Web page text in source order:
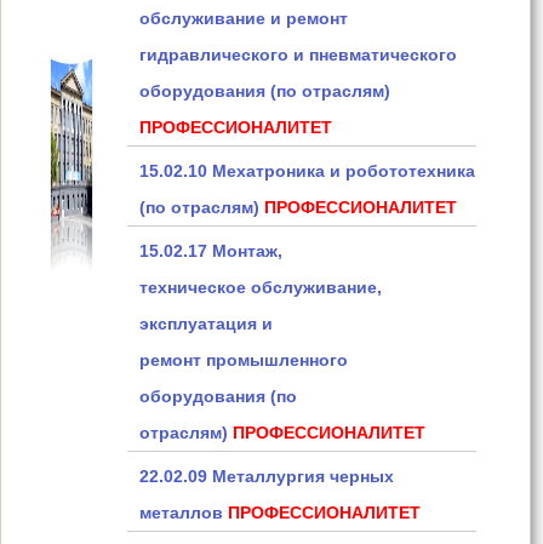
обслуживание и ремонт
гидравлического и пневматического
оборудования (по отраслям)
ПРОФЕССИОНАЛИТЕТ
15.02.10 Мехатроника и робототехника
(по отраслям) ПРОФЕССИОНАЛИТЕТ
15.02.17 Монтаж,
техническое обслуживание,
эксплуатация и
ремонт промышленного
оборудования (по
отраслям) ПРОФЕССИОНАЛИТЕТ
22.02.09 Металлургия черных
металлов ПРОФЕССИОНАЛИТЕТ